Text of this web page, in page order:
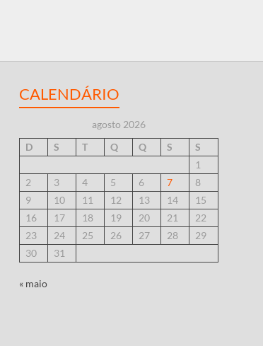
CALENDÁRIO
agosto 2026
D
S T Q Q S
S
1
2
3 4 5 6 7
8
9
10 11 12 13 14
15
16
17 18 19 20 21
22
23
24 25 26 27 28
29
30
31
« maio